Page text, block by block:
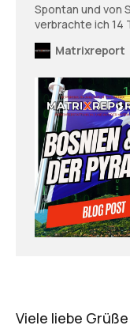
Spontan und von
verbrachte ich 14
Sonnenpyramide
Matrixreport
Viele liebe Grüße